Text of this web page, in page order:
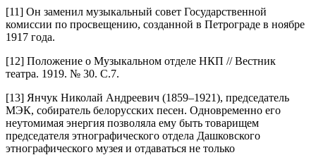
[11] Он заменил музыкальный совет Государственной
комиссии по просвещению, созданной в Петрограде в ноябре
1917 года.
[12] Положение о Музыкальном отделе НКП // Вестник
театра. 1919. № 30. С.7.
[13] Янчук Николай Андреевич (1859–1921), председатель
МЭК, собиратель белорусских песен. Одновременно его
неутомимая энергия позволяла ему быть товарищем
председателя этнографического отдела Дашковского
этнографического музея и отдаваться не только